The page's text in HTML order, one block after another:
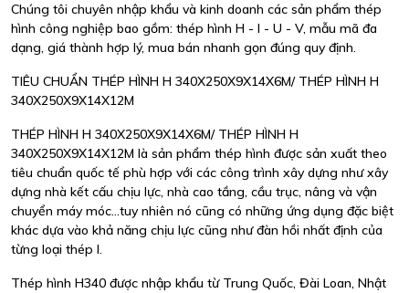
Chúng tôi chuyên nhập khẩu và kinh doanh các sản phẩm thép
hình công nghiệp bao gồm: thép hình H - I - U - V, mẫu mã đa
dạng, giá thành hợp lý, mua bán nhanh gọn đúng quy định.
TIÊU CHUẨN THÉP HÌNH H 340X250X9X14X6M/ THÉP HÌNH H
340X250X9X14X12M
THÉP HÌNH H 340X250X9X14X6M/ THÉP HÌNH H
340X250X9X14X12M là sản phẩm thép hình được sản xuất theo
tiêu chuẩn quốc tế phù hợp với các công trình xây dựng như xây
dựng nhà kết cấu chịu lực, nhà cao tầng, cầu trục, nâng và vận
chuyển máy móc...tuy nhiên nó cũng có những ứng dụng đặc biệt
khác dựa vào khả năng chịu lực cũng như đàn hồi nhất định của
từng loại thép I.
Thép hình H340 được nhập khẩu từ Trung Quốc, Đài Loan, Nhật